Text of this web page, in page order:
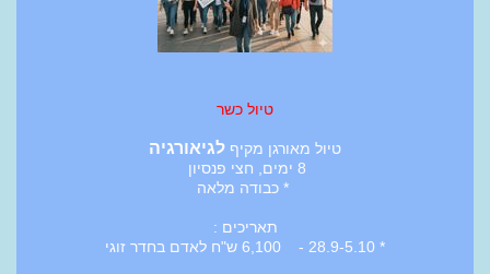
טיול כשר
טיול מאורגן מקיף לגיאורגיה
8 ימים, חצי פנסיון
* כבודה מלאה
תאריכים :
* 28.9-5.10 - 6,100 ש"ח לאדם בחדר זוגי